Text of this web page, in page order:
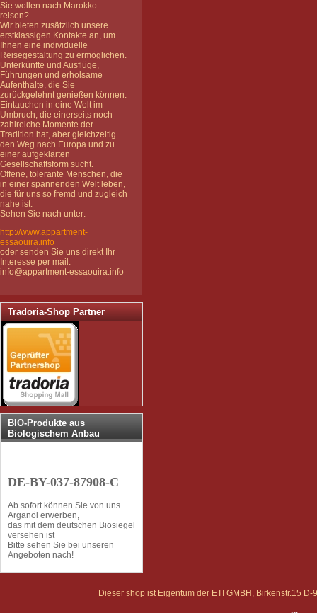
Sie wollen nach Marokko
reisen?
Wir bieten zusätzlich unsere
erstklassigen Kontakte an, um
Ihnen eine individuelle
Reisegestaltung zu ermöglichen.
Unterkünfte und Ausflüge,
Führungen und erholsame
Aufenthalte, die Sie
zurückgelehnt genießen können.
Eintauchen in eine Welt im
Umbruch, die einerseits noch
zahlreiche Momente der
Tradition hat, aber gleichzeitig
den Weg nach Europa und zu
einer aufgeklärten
Gesellschaftsform sucht.
Offene, tolerante Menschen, die
in einer spannenden Welt leben,
die für uns so fremd und zugleich
nahe ist.
Sehen Sie nach unter:
http://www.appartment-
essaouira.info
oder senden Sie uns direkt Ihr
Interesse per mail:
info@appartment-essaouira.info
Tradoria-Shop Partner
BIO-Produkte aus
Biologischem Anbau
DE-BY-037-87908-C
Ab sofort können Sie von uns
Arganöl erwerben,
das mit dem deutschen Biosiegel
versehen ist
Bitte sehen Sie bei unseren
Angeboten nach!
Dieser shop ist Eigentum der ETI GMBH, Birkenstr.15